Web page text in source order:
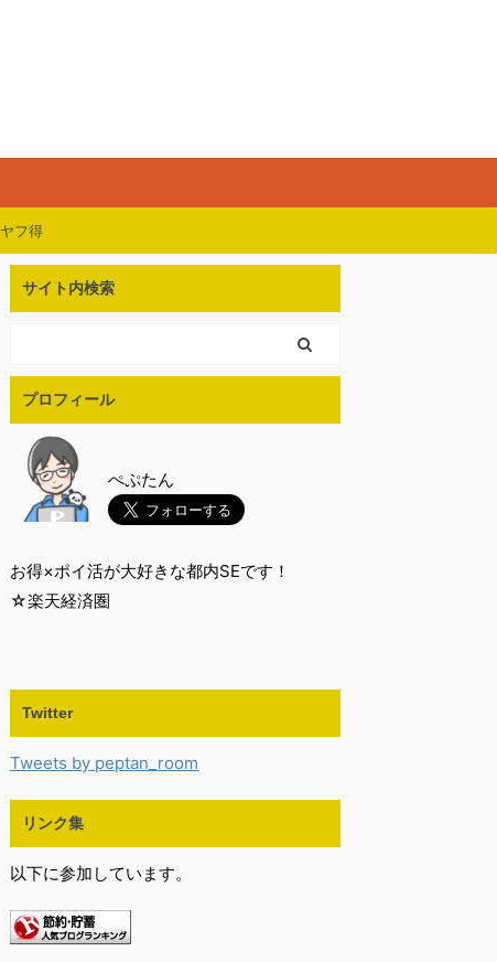
ヤフ得
サイト内検索
プロフィール
ぺぷたん
お得×ポイ活が大好きな都内SEです！
☆楽天経済圏
Twitter
Tweets by peptan_room
リンク集
以下に参加しています。